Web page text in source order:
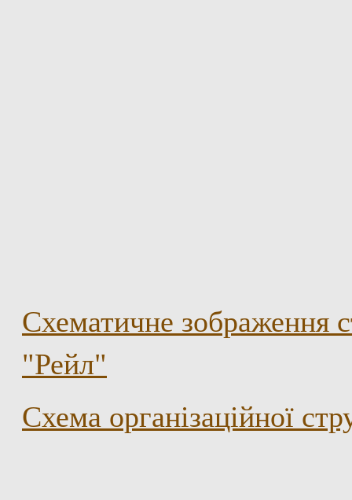
Схематичне зображення
"Рейл"
Схема організаційної